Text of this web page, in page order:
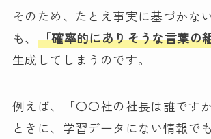
そのため、たとえ事実に基づかな
も、 「確率的にありそうな言葉の
生成してしまうのです。
例えば、「〇〇社の社長は誰です
ときに、学習データにない情報で